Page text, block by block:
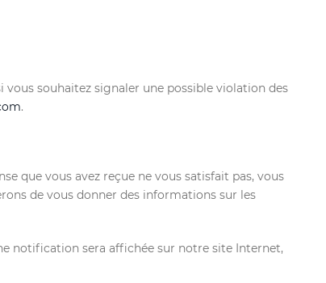
souhaitez signaler une possible violation des
.
que vous avez reçue ne vous satisfait pas, vous
de vous donner des informations sur les
notification sera affichée sur notre site Internet,